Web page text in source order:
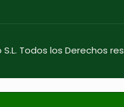
Todos los Derechos